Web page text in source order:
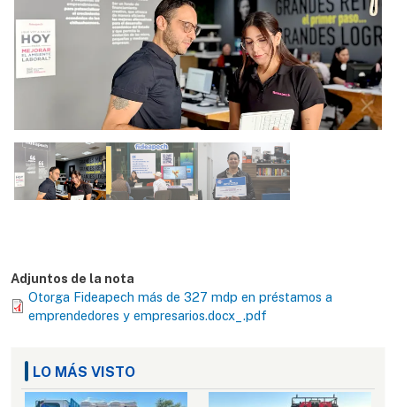
Adjuntos de la nota
Otorga Fideapech más de 327 mdp en préstamos a
emprendedores y empresarios.docx_.pdf
LO MÁS VISTO